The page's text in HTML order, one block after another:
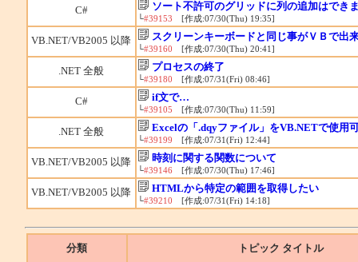
C# ソート不許可のグリッドに列の追加はでき
└#39153 [作成:07/30(Thu) 19:35]
VB.NET/VB2005 以降 スクリーンキーボードと同じ事がＶＢで出
└#39160 [作成:07/30(Thu) 20:41]
.NET 全般 プロセスの終了
└#39180 [作成:07/31(Fri) 08:46]
C# if文で…
└#39105 [作成:07/30(Thu) 11:59]
.NET 全般 Excelの「.dqyファイル」をVB.NETで使用
└#39199 [作成:07/31(Fri) 12:44]
VB.NET/VB2005 以降 時刻に関する関数について
└#39146[作成:07/30(Thu) 17:46]
VB.NET/VB2005 以降 HTMLから特定の範囲を取得したい
└#39210 [作成:07/31(Fri) 14:18]
分類 トピック タイトル